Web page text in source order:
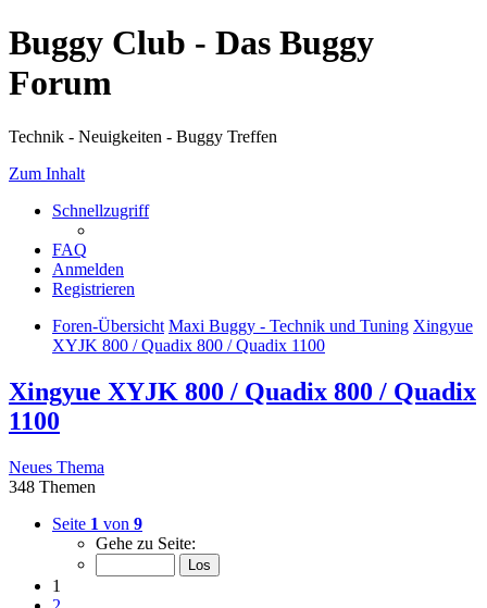
Buggy Club - Das Buggy
Forum
Technik - Neuigkeiten - Buggy Treffen
Zum Inhalt
Schnellzugriff
FAQ
Anmelden
Registrieren
Foren-Übersicht Maxi Buggy - Technik und Tuning Xingyue
XYJK 800 / Quadix 800 / Quadix 1100
Xingyue XYJK 800 / Quadix 800 / Quadix
1100
Neues Thema
348 Themen
Seite 1 von 9
Gehe zu Seite:
1